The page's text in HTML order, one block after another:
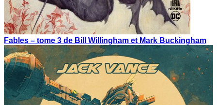
Fables – tome 3 de Bill Willingham et Mark Buckingham